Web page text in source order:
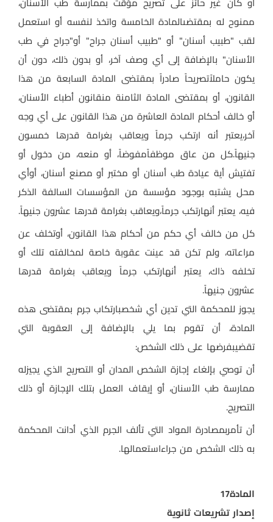
ممنوح له بمقتضىالمادة الخامسة واتخذ لنفسه أو استعمل
لقب "طبيب أسنان" أو "طبيب أسنان جراح" أو"جراح في طب
الأسنان" بالإضافة إلى أي وصف آخر، أو بدون ذلك، دون أن
يكون حاملاًتصريحاً صادراً بمقتضى المادة السابعة من هذا
القانون، أو بمقتضى المادة الثامنة منقانون أطباء الأسنان،
أو خالف أحكام المادة العاشرة من هذا القانون على أي وجه
آخر،يعتبر أنه ارتكب جرماً ويعاقب بغرامة قدرها خمسون
جنيهاً.كل من عاق موظفاًمفوضاً، أو منعه، من دخول أو
تفتيش أية عيادة طب أسنان أو مختبر أو مصنع أسنان، أوأي
محل يشتبه بوجود مؤسسة من المؤسسات السالفة الذكر
فيه، يعتبر أنهارتكب جرماً،ويعاقب بغرامة قدرها عشرون جنيهاً.
كل من خالف أي حكم من أحكام هذا القانون، أوتخلف عن
مراعاته، ولم تكن قد عينت عقوبة خاصة لمخالفته تلك أو
تخلفه ذاك، يعتبر أنهارتكب جرماً ويعاقب بغرامة قدرها
عشرون جنيهاً.
يجوز للمحكمة التي تدين أي شخصبارتكاب جرم بمقتضى هذه
المادة، أن تقوم بما يلي بالإضافة إلى العقوبة التي
تقضيبفرضها على ذلك الشخص:
أن توصي بإلغاء إجازة الشخص المدان أو التصريح الذي يجيزله
ممارسة طب الأسنان، أو إيقاف العمل بتلك الإجازة أو ذلك
التصريح.
أن تأمربمصادرة المواد التي تألف الجرم الذي أدانت المحكمة
به ذلك الشخص من جراءاستعمالها.
المادة17
إصدار تشريعات ثانوية